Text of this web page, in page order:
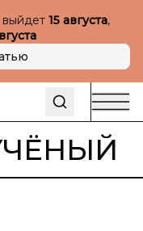
выйдет 15 августа,